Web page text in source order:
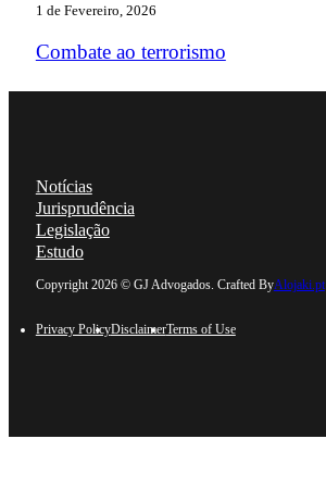
1 de Fevereiro, 2026
Combate ao terrorismo
Notícias
Jurisprudência
Legislação
Estudo
Copyright 2026 © GJ Advogados. Crafted ByAlojaki.pt
Privacy PolicyDisclaimerTerms of Use